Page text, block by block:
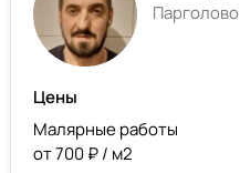
Парголово
Цены
Малярные работы
от 700 ₽ / м2